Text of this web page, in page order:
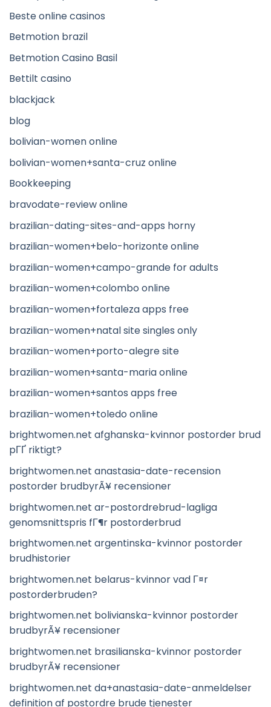
Beste online casinos
Betmotion brazil
Betmotion Casino Basil
Bettilt casino
blackjack
blog
bolivian-women online
bolivian-women+santa-cruz online
Bookkeeping
bravodate-review online
brazilian-dating-sites-and-apps horny
brazilian-women+belo-horizonte online
brazilian-women+campo-grande for adults
brazilian-women+colombo online
brazilian-women+fortaleza apps free
brazilian-women+natal site singles only
brazilian-women+porto-alegre site
brazilian-women+santa-maria online
brazilian-women+santos apps free
brazilian-women+toledo online
brightwomen.net afghanska-kvinnor postorder brud
pГҐ riktigt?
brightwomen.net anastasia-date-recension
postorder brudbyrÃ¥ recensioner
brightwomen.net ar-postordrebrud-lagliga
genomsnittspris fГ¶r postorderbrud
brightwomen.net argentinska-kvinnor postorder
brudhistorier
brightwomen.net belarus-kvinnor vad Г¤r
postorderbruden?
brightwomen.net bolivianska-kvinnor postorder
brudbyrÃ¥ recensioner
brightwomen.net brasilianska-kvinnor postorder
brudbyrÃ¥ recensioner
brightwomen.net da+anastasia-date-anmeldelser
definition af postordre brude tjenester